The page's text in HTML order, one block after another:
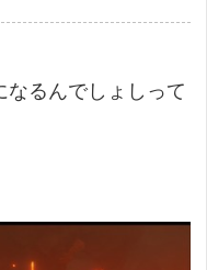
なるんでしょしって